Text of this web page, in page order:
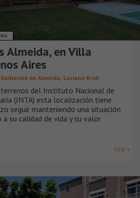
Almeida, en Villa
Aires
Guillermo de Almeida, Luciano Kruk
del Instituto Nacional de
(INTA) esta localización tiene
seguir manteniendo una situación
su calidad de vida y su valor
VER +